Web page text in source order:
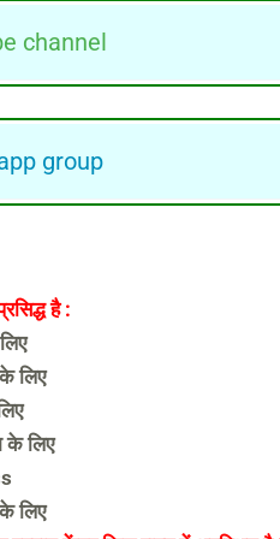
channel
group
है :
लिए
के लिए
लिए